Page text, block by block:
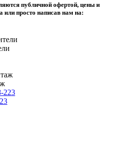
публичной офертой, цены и
или просто написав нам на: